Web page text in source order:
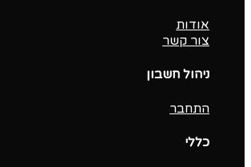
אודות
צור קשר
ניהול חשבון
התחבר
כללי